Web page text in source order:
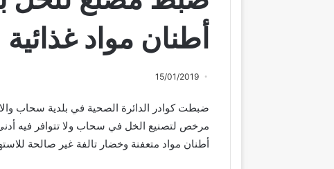
أطنان مواد غذائية
15/01/2019
ضبطت كوادر الدائرة الصحية في بلدية سحاب
أطنان مواد متعفنة وخضار تالفة غير صالحة